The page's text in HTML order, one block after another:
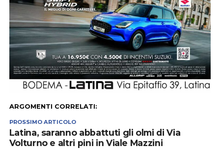
ARGOMENTI CORRELATI:
PROSSIMO ARTICOLO
Latina, saranno abbattuti gli olmi di Via
Volturno e altri pini in Viale Mazzini